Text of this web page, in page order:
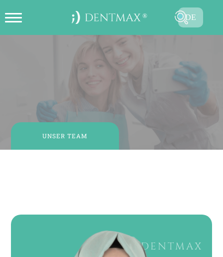
UNSER TEAM
DE
TR
ONLINE TERMIN ERSTELLEN
DENTMAX